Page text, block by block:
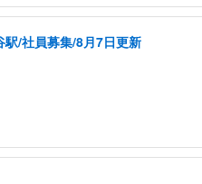
/社員募集/8月7日更新